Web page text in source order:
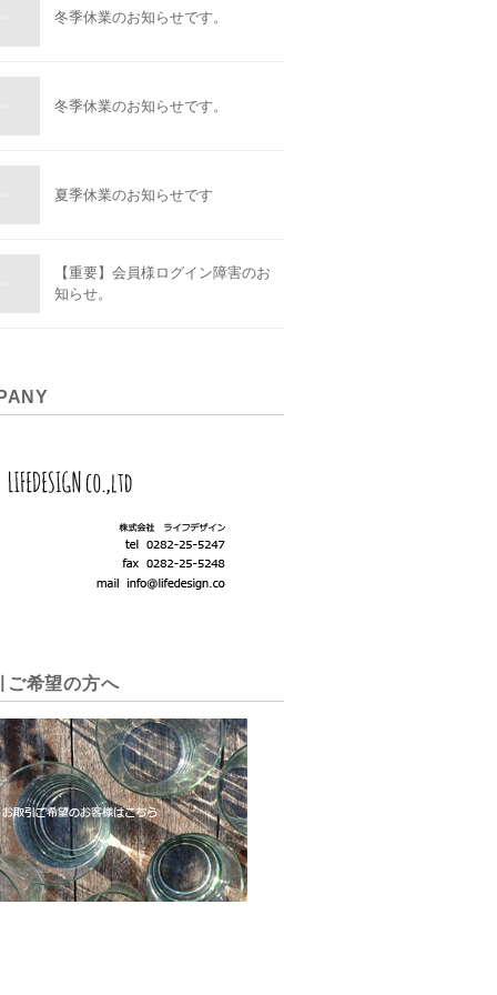
冬季休業のお知らせです。
冬季休業のお知らせです。
夏季休業のお知らせです
【重要】会員様ログイン障害のお
知らせ。
ご希望の方へ